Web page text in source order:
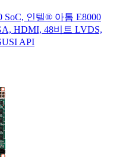
SoC, 인텔® 아톰 E8000
HDMI, 48비트 LVDS,
API